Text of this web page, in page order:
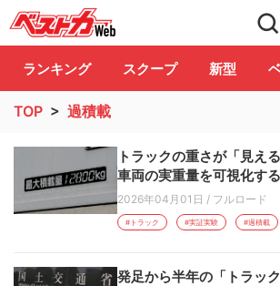
自動車情報誌「ベスト
ランキング スクープ 新型
TOP > 過積載
トラックの重さが「見
車両の実重量を可視化す
2026年04月01日 / フルロード
#トラック #実証実験 #過積載
発足から半年の「トラッ